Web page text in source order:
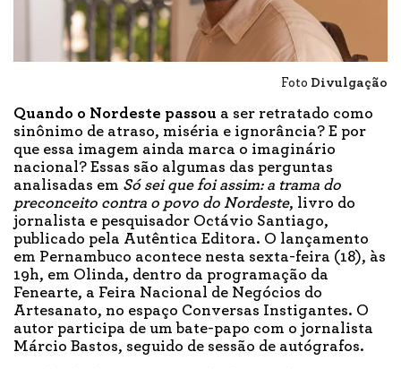
Foto Divulgação
Quando o Nordeste passou a ser retratado como
sinônimo de atraso, miséria e ignorância? E por
que essa imagem ainda marca o imaginário
nacional? Essas são algumas das perguntas
analisadas em Só sei que foi assim: a trama do
preconceito contra o povo do Nordeste, livro do
jornalista e pesquisador Octávio Santiago,
publicado pela Autêntica Editora. O lançamento
em Pernambuco acontece nesta sexta-feira (18), às
19h, em Olinda, dentro da programação da
Fenearte, a Feira Nacional de Negócios do
Artesanato, no espaço Conversas Instigantes. O
autor participa de um bate-papo com o jornalista
Márcio Bastos, seguido de sessão de autógrafos.